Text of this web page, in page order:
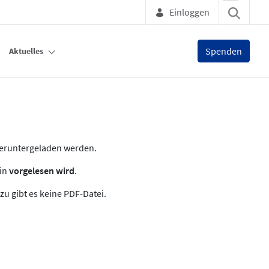
Einloggen
Aktuelles Spenden
werden.
vorgelesen wird.
gibt es keine PDF-Datei.